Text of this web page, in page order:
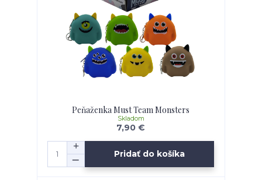
Peňaženka Must Team Monsters
7,90 €
Skladom
Pridať do košíka